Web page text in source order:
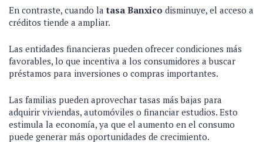
En contraste, cuando latasa Banxico disminuye, el acceso a
créditos tiende a ampliar.
Las entidades financieras pueden ofrecer condiciones más
favorables, lo que incentiva a los consumidores a buscar
préstamos para inversiones o compras importantes.
Las familias pueden aprovechar tasas más bajas para
adquirir viviendas, automóviles o financiar estudios. Esto
estimula la economía, ya que el aumento en el consumo
puede generar más oportunidades de crecimiento.